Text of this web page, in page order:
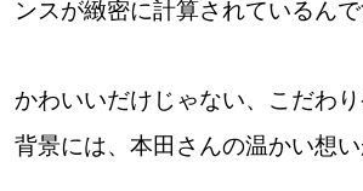
ンスが緻密に計算されているんで
かわいいだけじゃない、こだわ
背景には、本田さんの温かい想い